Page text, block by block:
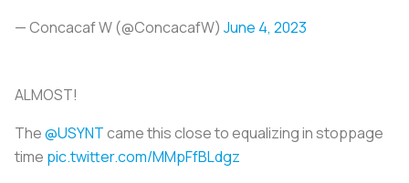
— Concacaf W (@ConcacafW) June 4, 2023
ALMOST!
The@USYNTcame this close to equalizing in stoppage
time pic.twitter.com/MMpFfBLdgz